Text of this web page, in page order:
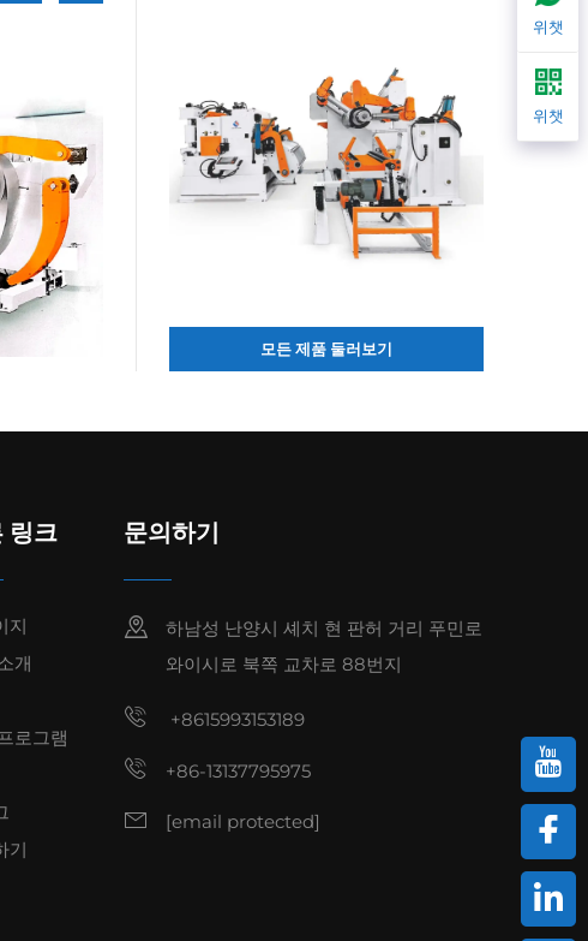
모든 제품 둘러보기
위챗
위챗
링크
지
개
로그램
기
문의하기
하남성 난양시 셰치 현 판허 거리 푸민로
와이시로 북쪽 교차로 88번지
+8615993153189
+86-13137795975
[email protected]